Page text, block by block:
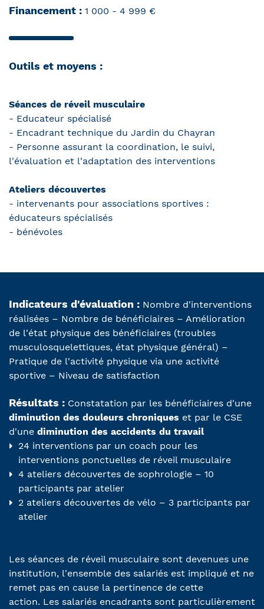
Financement : 1 000 - 4 999 €
Outils et moyens :
Séances de réveil musculaire
- Educateur spécialisé
- Encadrant technique du Jardin du Chayran
- Personne assurant la coordination, le suivi,
l'évaluation et l'adaptation des interventions
Ateliers découvertes
- intervenants pour associations sportives :
éducateurs spécialisés
- bénévoles
Indicateurs d'évaluation : Nombre d'interventions
réalisées – Nombre de bénéficiaires – Amélioration
de l'état physique des bénéficiaires (troubles
musculosquelettiques, état physique général) –
Pratique de l'activité physique via une activité
sportive – Niveau de satisfaction
Résultats : Constatation par les bénéficiaires d'une
diminution des douleurs chroniques et par le CSE
d'une diminution des accidents du travail
24 interventions par un coach pour les
interventions ponctuelles de réveil musculaire
4 ateliers découvertes de sophrologie – 10
participants par atelier
2 ateliers découvertes de vélo – 3 participants par
atelier
Les séances de réveil musculaire sont devenues une
institution, l'ensemble des salariés est impliqué et ne
remet pas en cause la pertinence de cette
action. Les salariés encadrants sont particulièrement